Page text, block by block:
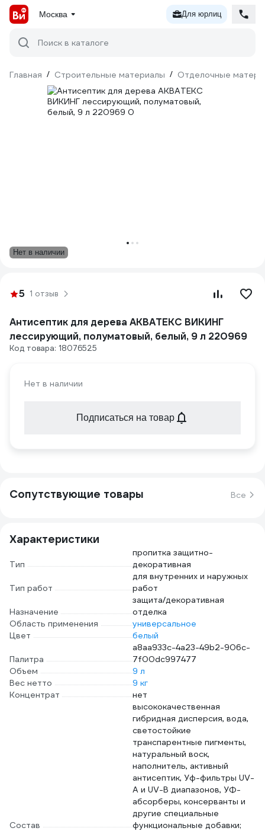
Москва Для юрлиц
Поиск в каталоге
Главная / Строительные материалы / Отделочные
Нет в наличии
5 1 отзыв
Антисептик для дерева АКВАТЕКС ВИКИНГ
лессирующий, полуматовый, белый, 9 л 220969
Код товара: 18076525
Нет в наличии
Подписаться на товар
Сопутствующие товары Все
Характеристики
Тип
пропитка защитно-
декоративная
Тип работ
для внутренних и наружных
работ
Назначение
защита/декоративная
отделка
Область применения
универсальное
Цвет
белый
Палитра
a8aa933c-4a23-49b2-906c-
7f00dc997477
Объем
9 л
Вес нетто
9 кг
Концентрат
нет
Состав
высококачественная
гибридная дисперсия, вода,
светостойкие
транспарентные пигменты,
натуральный воск,
наполнитель, активный
антисептик, Уф-фильтры UV-
A и UV-B диапазонов, УФ-
абсорберы, консерванты и
другие специальные
функциональные добавки;